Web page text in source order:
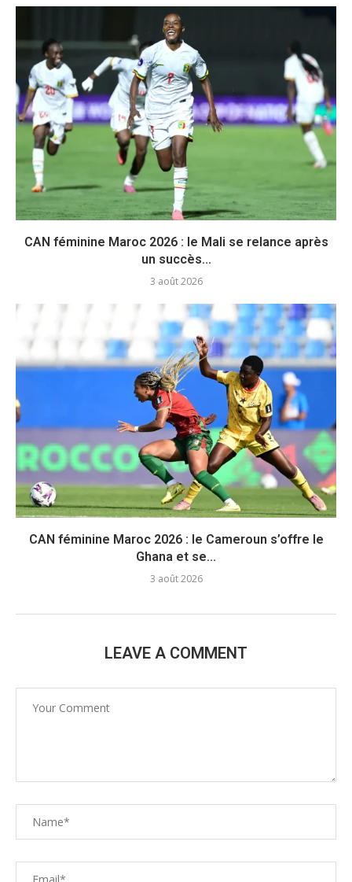
CAN féminine Maroc 2026 : le Mali se relance après
un succès...
3 août 2026
CAN féminine Maroc 2026 : le Cameroun s’offre le
Ghana et se...
3 août 2026
LEAVE A COMMENT